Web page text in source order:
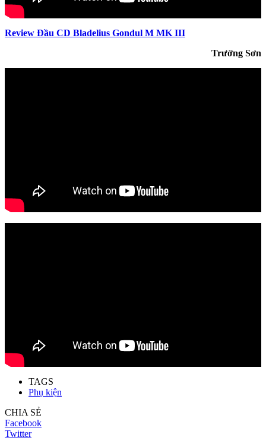
Review Đầu CD Bladelius Gondul M MK III
Trường Sơn
TAGS
Phụ kiện
CHIA SẺ
Facebook
Twitter